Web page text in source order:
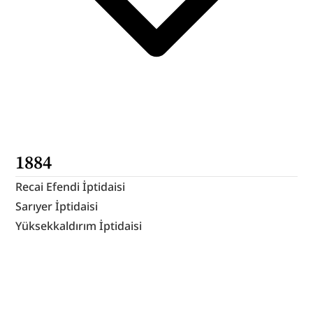
1884
Recai Efendi İptidaisi
Sarıyer İptidaisi
Yüksekkaldırım İptidaisi